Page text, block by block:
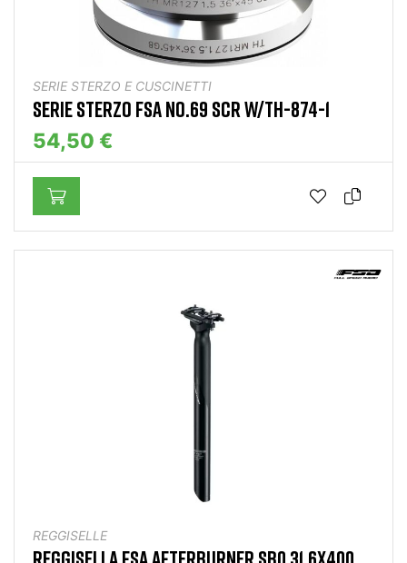
SERIE STERZO E CUSCINETTI
SERIE STERZO FSA NO.69 SCR W/TH-874-1
54,50 €
REGGISELLE